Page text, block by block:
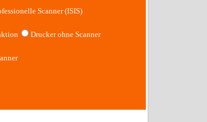
Scanner (ISIS)
Drucker ohne Scanner